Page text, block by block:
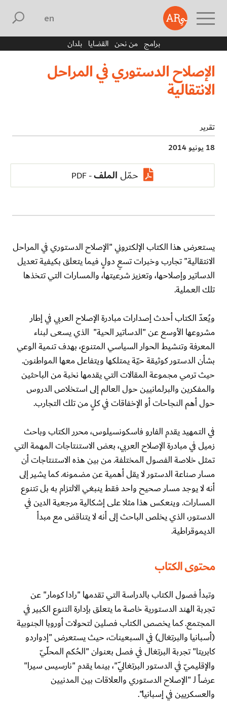
english
برامج من نحن القضايا بلدان
الإصلاح الدستوري في المراحل
الانتقالية
تقرير
18 يونيو 2014
حمّل الملف
يستعرض هذا الكتاب الإلكتروني "الإصلاح الدستوري في المراحل
الانتقالية" تجارب وخبرات تسعِ دولٍ فيما يتعلق بكيفية تعديل
الدساتير وإصلاحها، وتعزيز شرعيتها، والمسارات التي تتخذها
تلك العملية.
ويُعدّ الكتاب أحدث إصدارات مبادرة الإصلاح العربي في إطار
مشروعها الأوسع عن "الدساتير الحية" الذي يسعى لبناء
المعرفة وتنشيط الحوار السياسي المتنوع، بهدف تنمية الوعي
بشأن الدستور كوثيقة حيّة يمتلكها ويتفاعل معها المواطنون.
حيث ترمي مجموعة المقالات التي يقدمها نخبة من الباحثين
والمفكرين والبرلمانيين حول العالم إلى استخلاص الدروس
حول أهم النجاحات أو الإخفاقات في كلٍ من تلك التجارب.
في التمهيد يقدم الفارو فاسكونسيلوس، محرر الكتاب وباحث
زميل في مبادرة الإصلاح العربي، بعض الاستنتاجات المهمة التي
تمثل خلاصة الفصول المختلفة. من بين هذه الاستنتاجات أن
مسار صناعة الدستور لا يقل أهمية عن مضمونه. كما يشير إلى
أنه لا يوجد مسار صحيح واحد فقط ينبغي الالتزام به بل تتنوع
المسارات. وينعكس هذا مثلا على إشكالية مرجعية الدين في
الدستور، الذي يخلص الباحث إلى أنه لا يتناقض مع مبدأ
الديموقراطية.
محتوى الكتاب
وتبدأ فصول الكتاب بالدراسة التي تقدمها "رادا كومار" عن
تجربة الهند الدستورية خاصة ما يتعلق بإدارة التنوع الكبير في
المجتمع. كما يخصص الكتاب فصلين لتحولات أوروبا الجنوبية
(أسبانيا والبرتغال) في السبعينات، حيث يستعرض "إدواردو
كابريتا" تجربة البرتغال في فصل بعنوان "الحُكم المحلّيّ
والإقليميّ في الدستور البرتغاليّ"، بينما يقدم "نارسيس سيرا"
عرضاً لـ "الإصلاح الدستوري والعلاقات بين المدنيين
والعسكريين في إسبانيا".